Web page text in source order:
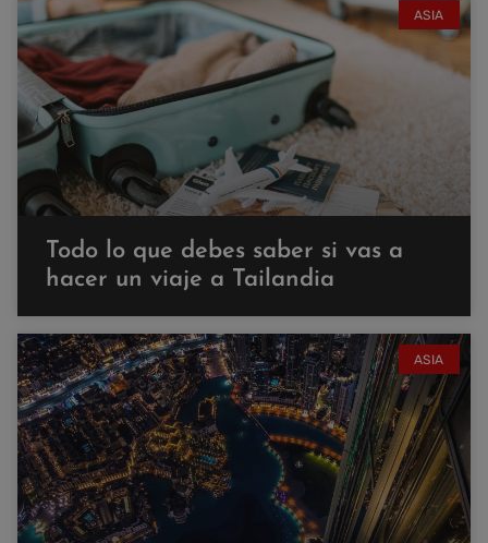
ASIA
Todo lo que debes saber si vas a
hacer un viaje a Tailandia
ASIA